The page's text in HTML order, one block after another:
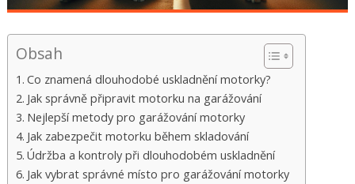
Obsah
Co znamená dlouhodobé uskladnění motorky?
Jak správně připravit motorku na garážování
Nejlepší metody pro garážování motorky
Jak zabezpečit motorku během skladování
Údržba a kontroly při dlouhodobém uskladnění
Jak vybrat správné místo pro garážování motorky